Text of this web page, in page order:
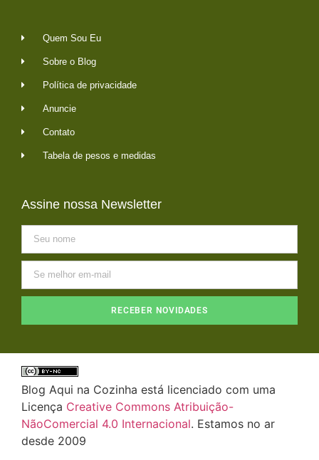
Quem Sou Eu
Sobre o Blog
Política de privacidade
Anuncie
Contato
Tabela de pesos e medidas
Assine nossa Newsletter
RECEBER NOVIDADES
Blog Aqui na Cozinha está licenciado com uma
Licença Creative Commons Atribuição-
NãoComercial 4.0 Internacional. Estamos no ar
desde 2009